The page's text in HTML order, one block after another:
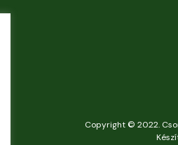
Copyright © 2022.